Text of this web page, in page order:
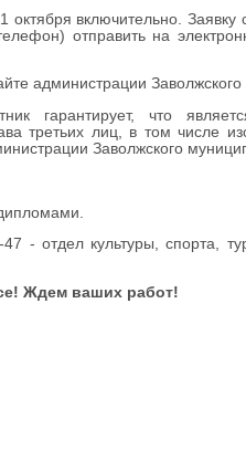
октября включительно. Заявку
отправить на
администрации
гарантирует, что
третьих лиц, в том числе
Заволжского
- отдел культуры, спорта,
Ждем ваших работ!